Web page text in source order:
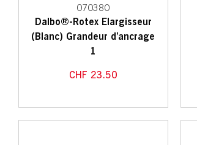
070380
Dalbo®-Rotex Elargisseur
(Blanc) Grandeur d’ancrage
1
CHF 23.50